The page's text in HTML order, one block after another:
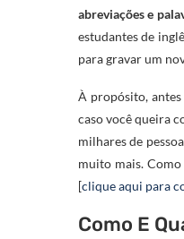
abreviações e
estudantes de
para gravar um
À propósito,
caso você queira
milhares de
muito mais.
[clique aqui para
Como E